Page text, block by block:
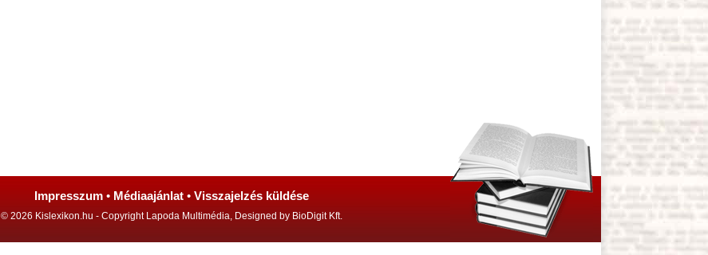
Impresszum • Médiaajánlat • Visszajelzés küldése
© 2026 Kislexikon.hu - Copyright Lapoda Multimédia, Designed by BioDigit Kft.